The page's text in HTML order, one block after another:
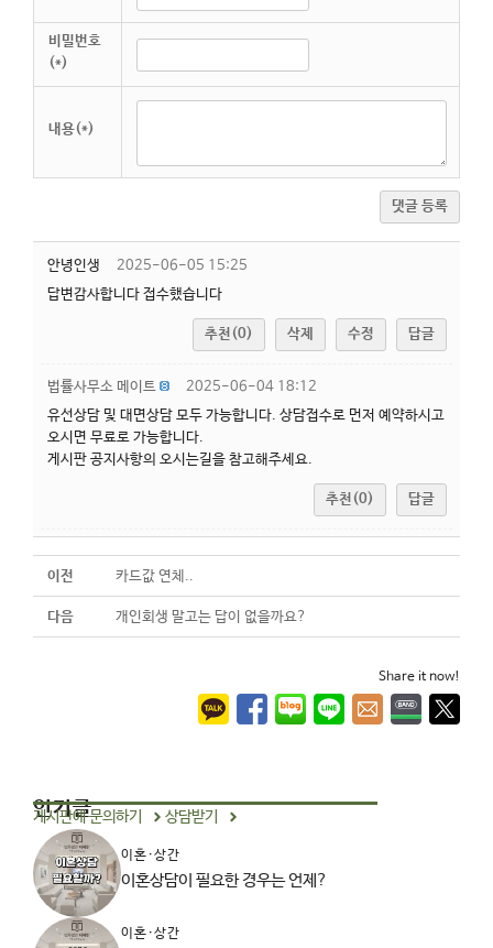
비밀번호
(*)
내용(*)
댓글 등록
안녕인생
2025-06-05 15:25
답변감사합니다 접수했습니다
추천(0) 삭제 수정 답글
법률사무소 메이트
2025-06-04 18:12
유선상담 및 대면상담 모두 가능합니다. 상담접수로 먼저 예약하시고
오시면 무료로 가능합니다.
게시판 공지사항의 오시는길을 참고해주세요.
추천(0) 답글
이전 카드값 연체..
다음 개인회생 말고는 답이 없을까요?
Share it now!
인기글
게시판에 문의하기 상담받기
이혼·상간
이혼상담이 필요한 경우는 언제?
이혼·상간